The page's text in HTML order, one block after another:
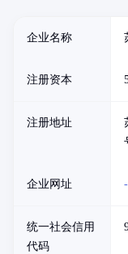
企业名称
注册资本
注册地址
企业网址 -
统一社会信用
代码